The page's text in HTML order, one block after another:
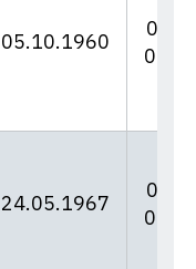
05.10.1960
06/
24.05.1967
06/